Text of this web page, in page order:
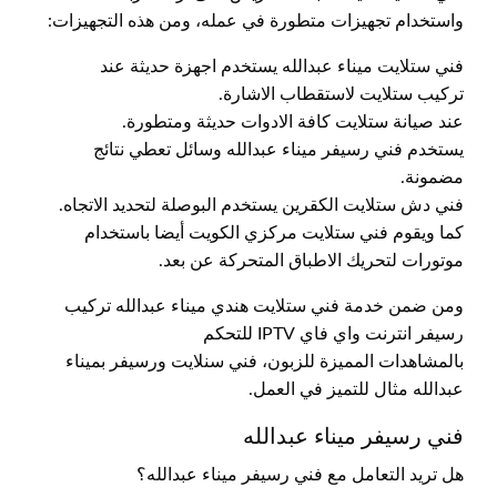
واستخدام تجهيزات متطورة في عمله، ومن هذه التجهيزات:
فني ستلايت ميناء عبدالله يستخدم اجهزة حديثة عند
تركيب ستلايت لاستقطاب الاشارة.
عند صيانة ستلايت كافة الادوات حديثة ومتطورة.
يستخدم فني رسيفر ميناء عبدالله وسائل تعطي نتائج
مضمونة.
فني دش ستلايت الكقرين يستخدم البوصلة لتحديد الاتجاه.
كما ويقوم فني ستلايت مركزي الكويت أيضا باستخدام
موتورات لتحريك الاطباق المتحركة عن بعد.
ومن ضمن خدمة فني ستلايت هندي ميناء عبدالله تركيب
رسيفر انترنت واي فاي IPTV للتحكم
بالمشاهدات المميزة للزبون، فني سنلايت ورسيفر بميناء
عبدالله مثال للتميز في العمل.
فني رسيفر ميناء عبدالله
هل تريد التعامل مع فني رسيفر ميناء عبدالله؟